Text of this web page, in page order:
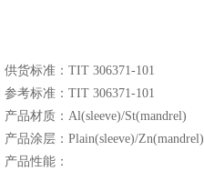
​​​​​​供货标准：TIT 306371-101
参考标准：TIT 306371-101
产品材质：Al(sleeve)/St(mandrel)
产品涂层：Plain(sleeve)/Zn(mandrel)
产品性能：